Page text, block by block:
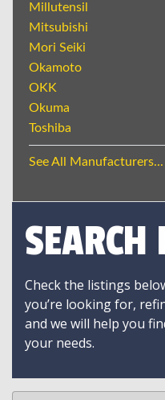
Millutensil
Mitsubishi
Mori Seiki
Okamoto
OKK
Okuma
Toshiba
See All Manufacturers...
SEARCH
Check the listings
you’re looking for,
and we will help you
your needs.